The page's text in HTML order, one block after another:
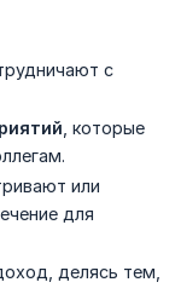
с
, которые
или
для
делясь тем,